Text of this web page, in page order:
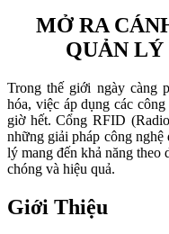
MỞ RA
QUẢN
Trong thế giới ngày càng
hóa, việc áp dụng các
giờ hết. Cổng RFID
những giải pháp công nghệ
lý mang đến khả năng theo
chóng và hiệu quả.
Giới Thiệu